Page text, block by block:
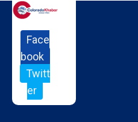
Face
book
Twitt
er